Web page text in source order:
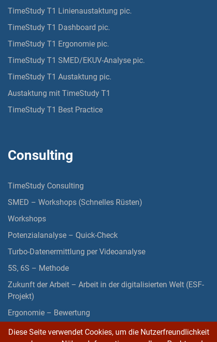
TimeStudy T1 Linienaustaktung pic.
TimeStudy T1 Dashboard pic.
TimeStudy T1 Ergonomie pic.
TimeStudy T1 SMED/EKUV-Analyse pic.
TimeStudy T1 Austaktung pic.
Austaktung mit TimeStudy T1
TimeStudy T1 Best Practice
Consulting
TimeStudy Consulting
SMED – Workshops (Schnelles Rüsten)
Workshops
Potenzialanalyse – Quick-Check
Turbo-Datenermittlung per Videoanalyse
5S, 6S – Methode
Zukunft der Arbeit – Arbeit in der digitalisierten Welt (ESF-
Projekt)
Ergonomie – Bewertung
Diese Seite verwendet Cookies, um die Nutzerfreundlichkeit